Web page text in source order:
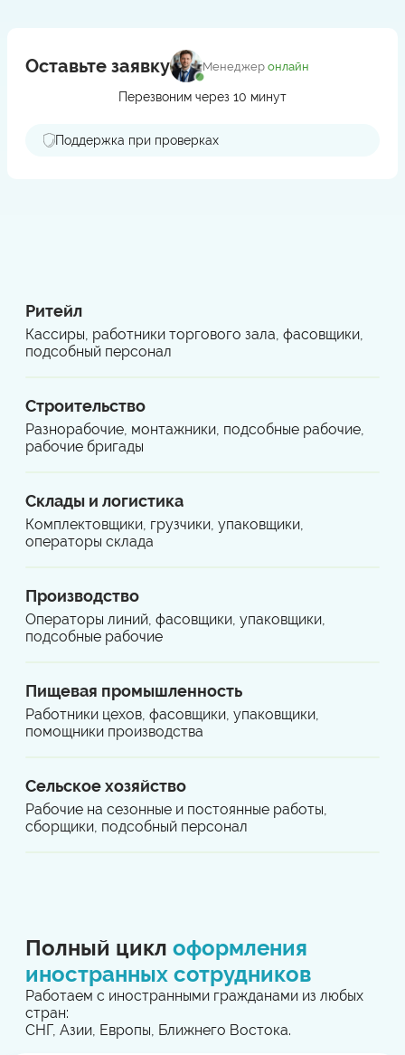
Оставьте заявку Менеджер онлайн
Перезвоним через 10 минут
Поддержка при проверках
Ритейл
Кассиры, работники торгового зала, фасовщики,
подсобный персонал
Строительство
Разнорабочие, монтажники, подсобные рабочие,
рабочие бригады
Склады и логистика
Комплектовщики, грузчики, упаковщики,
операторы склада
Производство
Операторы линий, фасовщики, упаковщики,
подсобные рабочие
Пищевая промышленность
Работники цехов, фасовщики, упаковщики,
помощники производства
Сельское хозяйство
Рабочие на сезонные и постоянные работы,
сборщики, подсобный персонал
Полный цикл оформления
иностранных сотрудников
Работаем с иностранными гражданами из любых
стран:
СНГ, Азии, Европы, Ближнего Востока.